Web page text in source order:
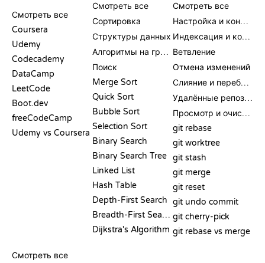
Смотреть все
Coursera
Udemy
Codecademy
DataCamp
LeetCode
Boot.dev
freeCodeCamp
Udemy vs Coursera
Смотреть все
Сортировка
Структуры данных
Алгоритмы на графах
Поиск
Merge Sort
Quick Sort
Bubble Sort
Selection Sort
Binary Search
Binary Search Tree
Linked List
Hash Table
Depth-First Search
Breadth-First Search
Dijkstra's Algorithm
Смотреть все
Настройка и конфигурация
Индексация и коммит
Ветвление
Отмена изменений
Слияние и перебазирование
Удалённые репозитории
Просмотр и очистка
git rebase
git worktree
git stash
git merge
git reset
git undo commit
git cherry-pick
git rebase vs merge
Смотреть все